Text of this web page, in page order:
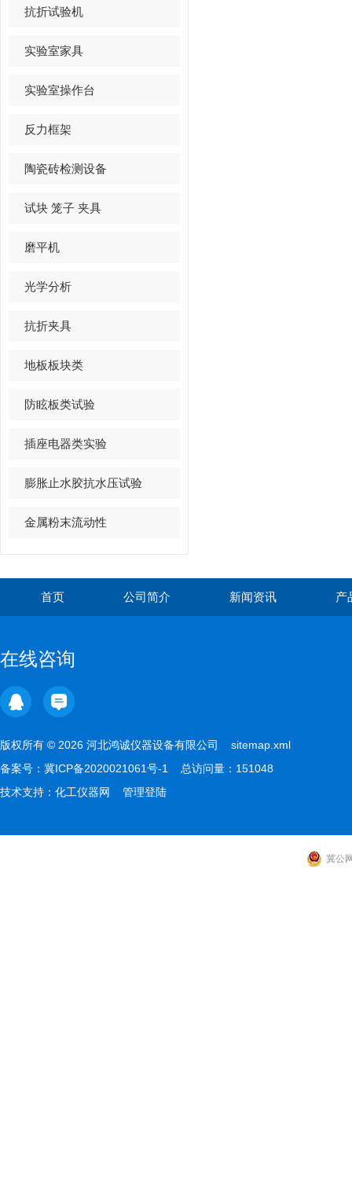
抗折试验机
实验室家具
实验室操作台
反力框架
陶瓷砖检测设备
试块 笼子 夹具
磨平机
光学分析
抗折夹具
地板板块类
防眩板类试验
插座电器类实验
膨胀止水胶抗水压试验
金属粉末流动性
首页 公司简介 新闻资讯 产
在线咨询
版权所有 © 2026 河北鸿诚仪器设备有限公司 sitemap.xml
备案号： 冀ICP备2020021061号-1
总访问量：151048
技术支持： 化工仪器网 管理登陆
冀公